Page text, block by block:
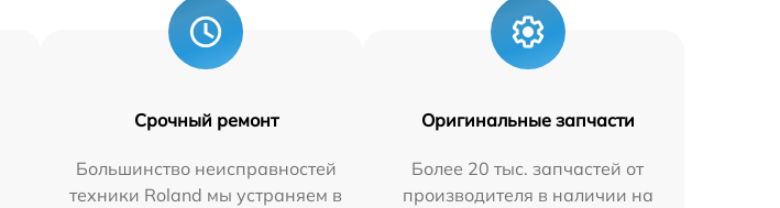
Срочный ремонт
Большинство неисправностей
техники Roland мы устраняем в
Оригинальные запчасти
Более 20 тыс. запчастей от
производителя в наличии на